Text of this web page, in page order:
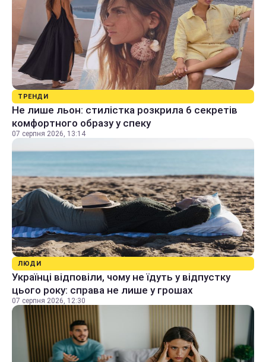
ТРЕНДИ
Не лише льон: стилістка розкрила 6 секретів
комфортного образу у спеку
07 серпня 2026, 13:14
ЛЮДИ
Українці відповіли, чому не їдуть у відпустку
цього року: справа не лише у грошах
07 серпня 2026, 12:30